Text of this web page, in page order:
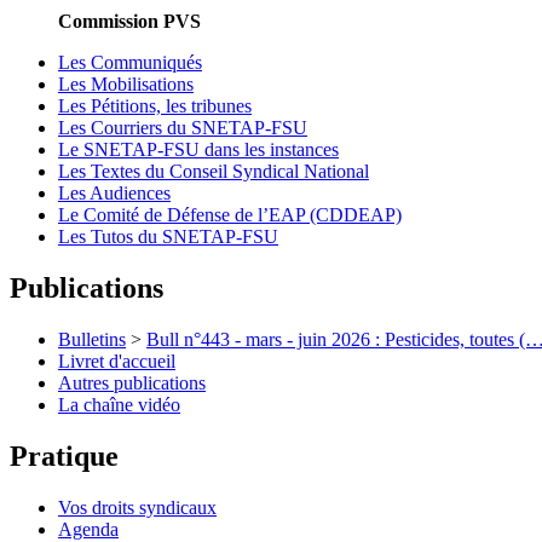
Commission PVS
Les Communiqués
Les Mobilisations
Les Pétitions, les tribunes
Les Courriers du SNETAP-FSU
Le SNETAP-FSU dans les instances
Les Textes du Conseil Syndical National
Les Audiences
Le Comité de Défense de l’EAP (CDDEAP)
Les Tutos du SNETAP-FSU
Publications
Bulletins > Bull n°443 - mars - juin 2026 : Pesticides, toutes
Livret d'accueil
Autres publications
La chaîne vidéo
Pratique
Vos droits syndicaux
Agenda